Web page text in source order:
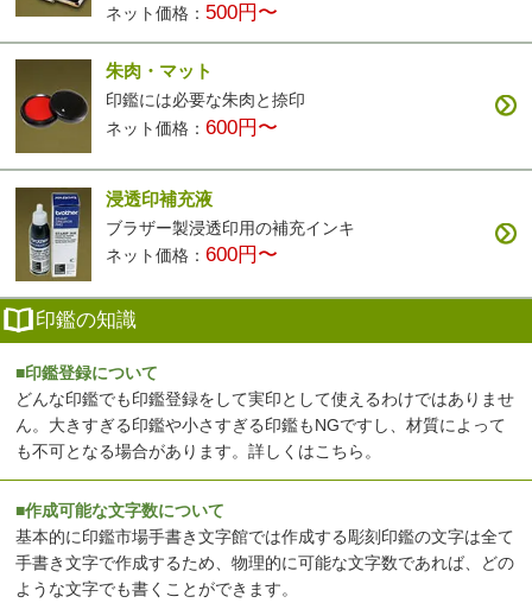
ネット価格： 500円〜
朱肉・マット
印鑑には必要な朱肉と捺印
ネット価格：600円〜
浸透印補充液
ブラザー製浸透印用の補充インキ
ネット価格：600円〜
印鑑の知識
■印鑑登録について
どんな印鑑でも印鑑登録をして実印として使えるわけではありませ
ん。大きすぎる印鑑や小さすぎる印鑑もNGですし、材質によって
も不可となる場合があります。詳しくはこちら 。
■作成可能な文字数について
基本的に印鑑市場手書き文字館では作成する彫刻印鑑の文字は全て
手書き文字で作成するため、物理的に可能な文字数であれば、どの
ような文字でも書くことができます。